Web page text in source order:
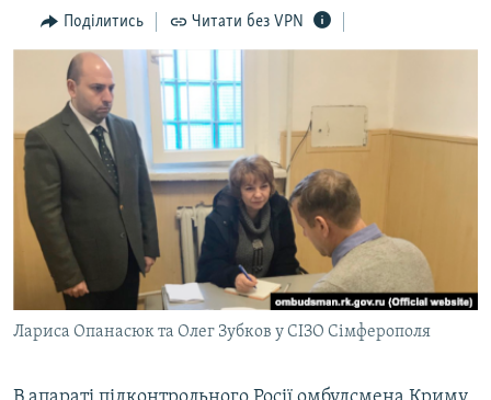
Перейти
до
ПОГЛЯД
ІНТЕРВ'Ю
ВСЕ ЗА ДЕНЬ
СПЕЦПРОЕКТИ
ДЕПОРТАЦІЯ
ВІДЕОУРОКИ «ELIFBE»
СВІДЧЕННЯ ОКУПАЦІЇ
УКРАЇНСЬКА ПРОБЛЕМА КРИМУ
ІНФОГРАФІКА
ЯК ОБІЙТИ БЛОКУВАННЯ
Русский
Qırımtatar
ДОЛУЧАЙСЯ!
Поділитись Читати без VPN
Лариса Опанасюк та Олег Зубков у СІЗО Сімферополя